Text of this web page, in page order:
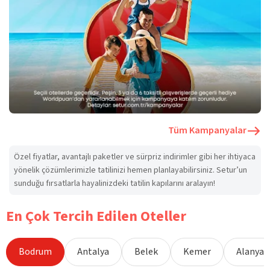
Tüm Kampanyalar
Özel fiyatlar, avantajlı paketler ve sürpriz indirimler gibi her ihtiyaca
yönelik çözümlerimizle tatilinizi hemen planlayabilirsiniz. Setur’un
sunduğu fırsatlarla hayalinizdeki tatilin kapılarını aralayın!
En Çok Tercih Edilen Oteller
Bodrum Antalya Belek Kemer Alanya